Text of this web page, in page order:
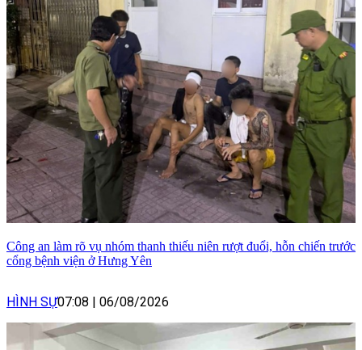
Công an làm rõ vụ nhóm thanh thiếu niên rượt đuổi, hỗn chiến trước
cổng bệnh viện ở Hưng Yên
HÌNH SỰ07:08 06/08/2026